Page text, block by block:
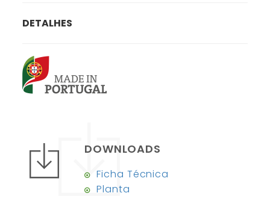
DETALHES
DOWNLOADS
Ficha Técnica
Planta